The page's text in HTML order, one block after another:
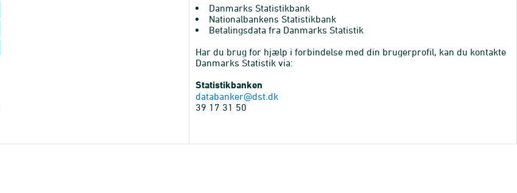
Danmarks Statistikbank
Nationalbankens Statistikbank
Betalingsdata fra Danmarks Statistik
Har du brug for hjælp i forbindelse med din brugerprofil, kan du kontakte
Danmarks Statistik via:
Statistikbanken
databanker@dst.dk
39 17 31 50